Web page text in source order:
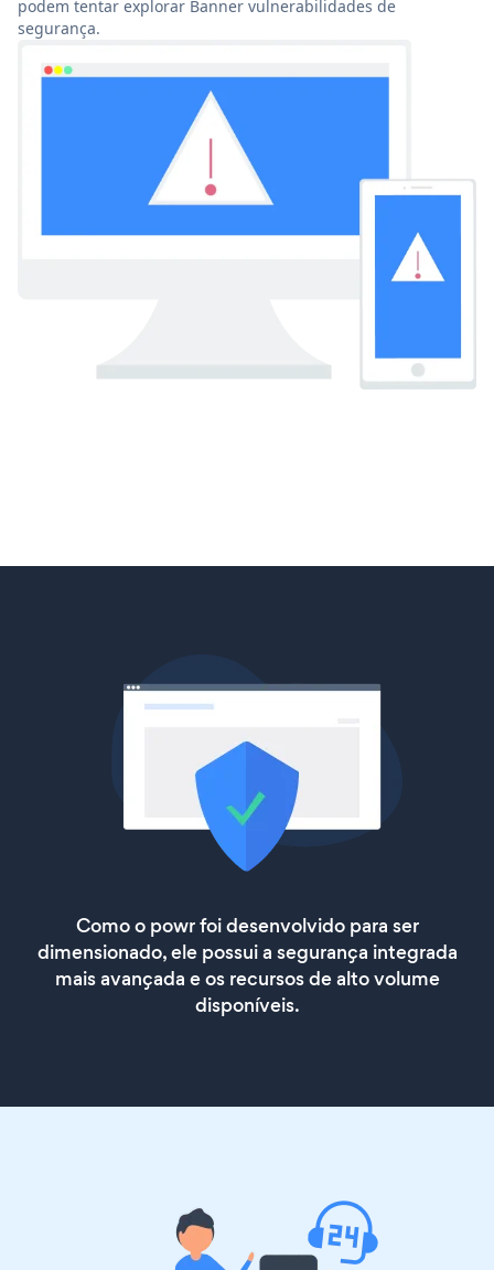
podem tentar explorar Banner vulnerabilidades de
segurança.
Como o powr foi desenvolvido para ser
dimensionado, ele possui a segurança integrada
mais avançada e os recursos de alto volume
disponíveis.